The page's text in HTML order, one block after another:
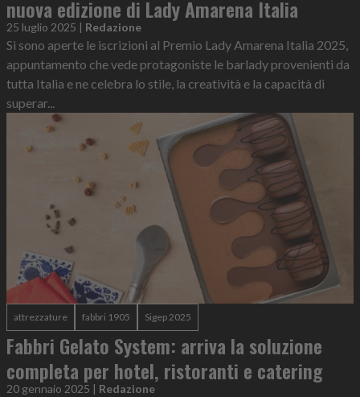
nuova edizione di Lady Amarena Italia
25 luglio 2025 | Redazione
Si sono aperte le iscrizioni al Premio Lady Amarena Italia 2025,
appuntamento che vede protagoniste le barlady provenienti da
tutta Italia e ne celebra lo stile, la creatività e la capacità di
superar...
attrezzature fabbri 1905 Sigep 2025
Fabbri Gelato System: arriva la soluzione
completa per hotel, ristoranti e catering
20 gennaio 2025 | Redazione